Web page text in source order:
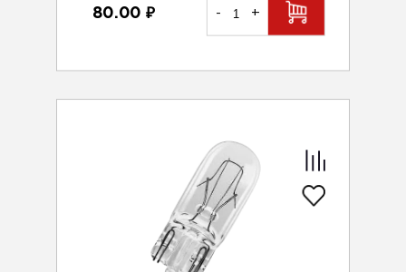
80.00 ₽ - +